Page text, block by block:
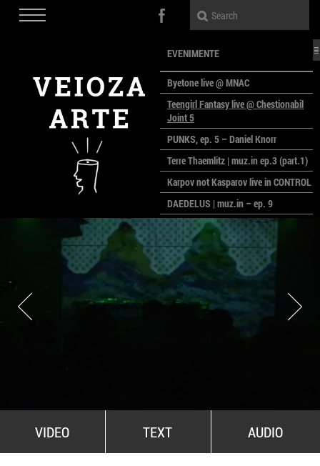
EVENIMENTE
Byetone live @ MNAC
Teengirl Fantasy live @ Chestionabil
Joint 5
PUNKS, ep. 5 – Daniel Knorr
Terre Thaemlitz | muz.in ep.3 (part.1)
Karpov not Kasparov live in CONTROL
DAEDELUS | muz.in – ep. 9
LALELE, LALELE – prima premieră a
anului la MACAZ
CinePOLSKA – filme poloneze la
București
PEOPLE OF ROMANIA se lansează la
galeria Simeza
All Stars For Outernational
VIDEO TEXT AUDIO